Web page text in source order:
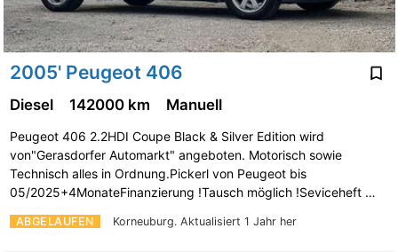
2005' Peugeot 406
ABGELAUFEN Korneuburg. Aktualisiert 1 Jahr her
Diesel 142000 km Manuell
Peugeot 406 2.2HDI Coupe Black & Silver Edition wird
von"Gerasdorfer Automarkt" angeboten. Motorisch sowie
Technisch alles in Ordnung.Pickerl von Peugeot bis
05/2025+4MonateFinanzierung !Tausch möglich !Seviceheft …